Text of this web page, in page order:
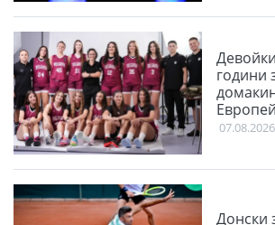
години
07.08.2026
Донски